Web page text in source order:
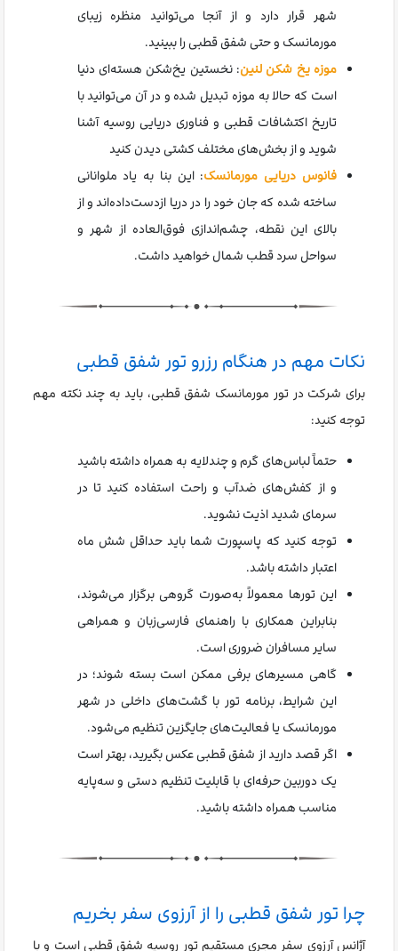
شهر قرار دارد و از آنجا می‌توانید منظره زیبای
مورمانسک و حتی شفق قطبی را ببینید.
موزه یخ شکن لنین: نخستین یخ‌شکن هسته‌ای دنیا
است که حالا به موزه تبدیل شده و در آن می‌توانید با
تاریخ اکتشافات قطبی و فناوری دریایی روسیه آشنا
شوید و از بخش‌های مختلف کشتی دیدن کنید
فانوس دریایی مورمانسک: این بنا به یاد ملوانانی
ساخته شده که جان خود را در دریا ازدست‌داده‌اند و از
بالای این نقطه، چشم‌اندازی فوق‌العاده از شهر و
سواحل سرد قطب شمال خواهید داشت.
نکات مهم در هنگام رزرو تور شفق قطبی
برای شرکت در تور مورمانسک شفق قطبی، باید به چند نکته مهم
توجه کنید:
حتماً لباس‌های گرم و چندلایه به همراه داشته باشید
و از کفش‌های ضدآب و راحت استفاده کنید تا در
سرمای شدید اذیت نشوید.
توجه کنید که پاسپورت شما باید حداقل شش ماه
اعتبار داشته باشد.
این تورها معمولاً به‌صورت گروهی برگزار می‌شوند،
بنابراین همکاری با راهنمای فارسی‌زبان و همراهی
سایر مسافران ضروری است.
گاهی مسیرهای برفی ممکن است بسته شوند؛ در
این شرایط، برنامه تور با گشت‌های داخلی در شهر
مورمانسک یا فعالیت‌های جایگزین تنظیم می‌شود.
اگر قصد دارید از شفق قطبی عکس بگیرید، بهتر است
یک دوربین حرفه‌ای با قابلیت تنظیم دستی و سه‌پایه
مناسب همراه داشته باشید.
چرا تور شفق قطبی را از آرزوی سفر بخریم
آژانس آرزوی سفر مجری مستقیم تور روسیه شفق قطبی است و با